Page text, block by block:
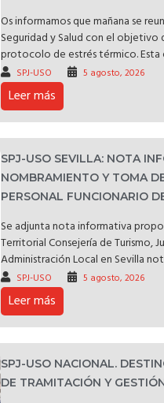
Os informamos que mañana se
Seguridad y Salud con el objetivo
protocolo de estrés térmico. Esta
SPJ-USO 5 agosto, 2026
Leer más
SPJ-USO SEVILLA: NOTA
NOMBRAMIENTO Y TOMA
PERSONAL FUNCIONARIO
Se adjunta nota informativa
Territorial Consejería de Turismo,
Administración Local en Sevilla
SPJ-USO 5 agosto, 2026
Leer más
SPJ-USO NACIONAL.
DE TRAMITACIÓN Y